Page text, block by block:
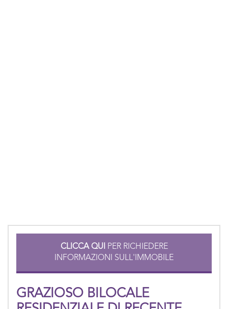
CLICCA QUI
PER RICHIEDERE
INFORMAZIONI SULL'IMMOBILE
GRAZIOSO BILOCALE